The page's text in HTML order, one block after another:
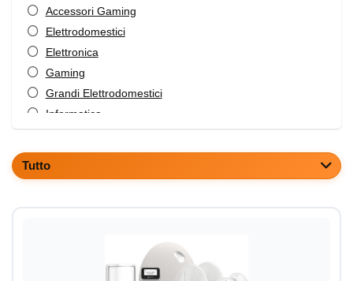
Accessori Gaming
Elettrodomestici
Elettronica
Gaming
Grandi Elettrodomestici
Informatica
Mobilità Elettrica
Promozioni
Tutto